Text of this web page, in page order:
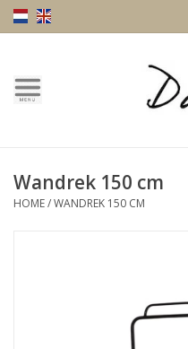
Home
Nieuw!
Wandrek 150 cm
HOME/WANDREK 150 CM